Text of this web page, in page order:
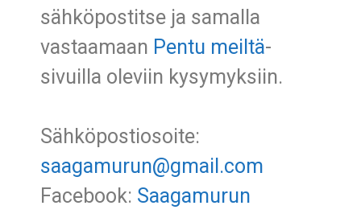
sähköpostitse ja samalla
vastaamaan Pentu meiltä-
sivuilla oleviin kysymyksiin.
Sähköpostiosoite:
saagamurun@gmail.com
Facebook: Saagamurun